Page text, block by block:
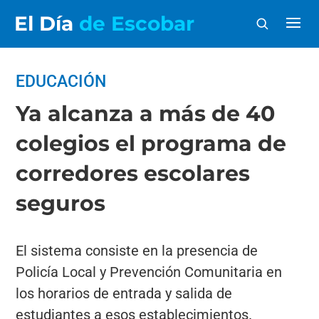
El Día de Escobar
EDUCACIÓN
Ya alcanza a más de 40
colegios el programa de
corredores escolares
seguros
El sistema consiste en la presencia de
Policía Local y Prevención Comunitaria en
los horarios de entrada y salida de
estudiantes a esos establecimientos.